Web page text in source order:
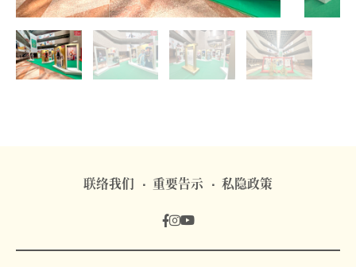
联络我们 重要告示 私隐政策